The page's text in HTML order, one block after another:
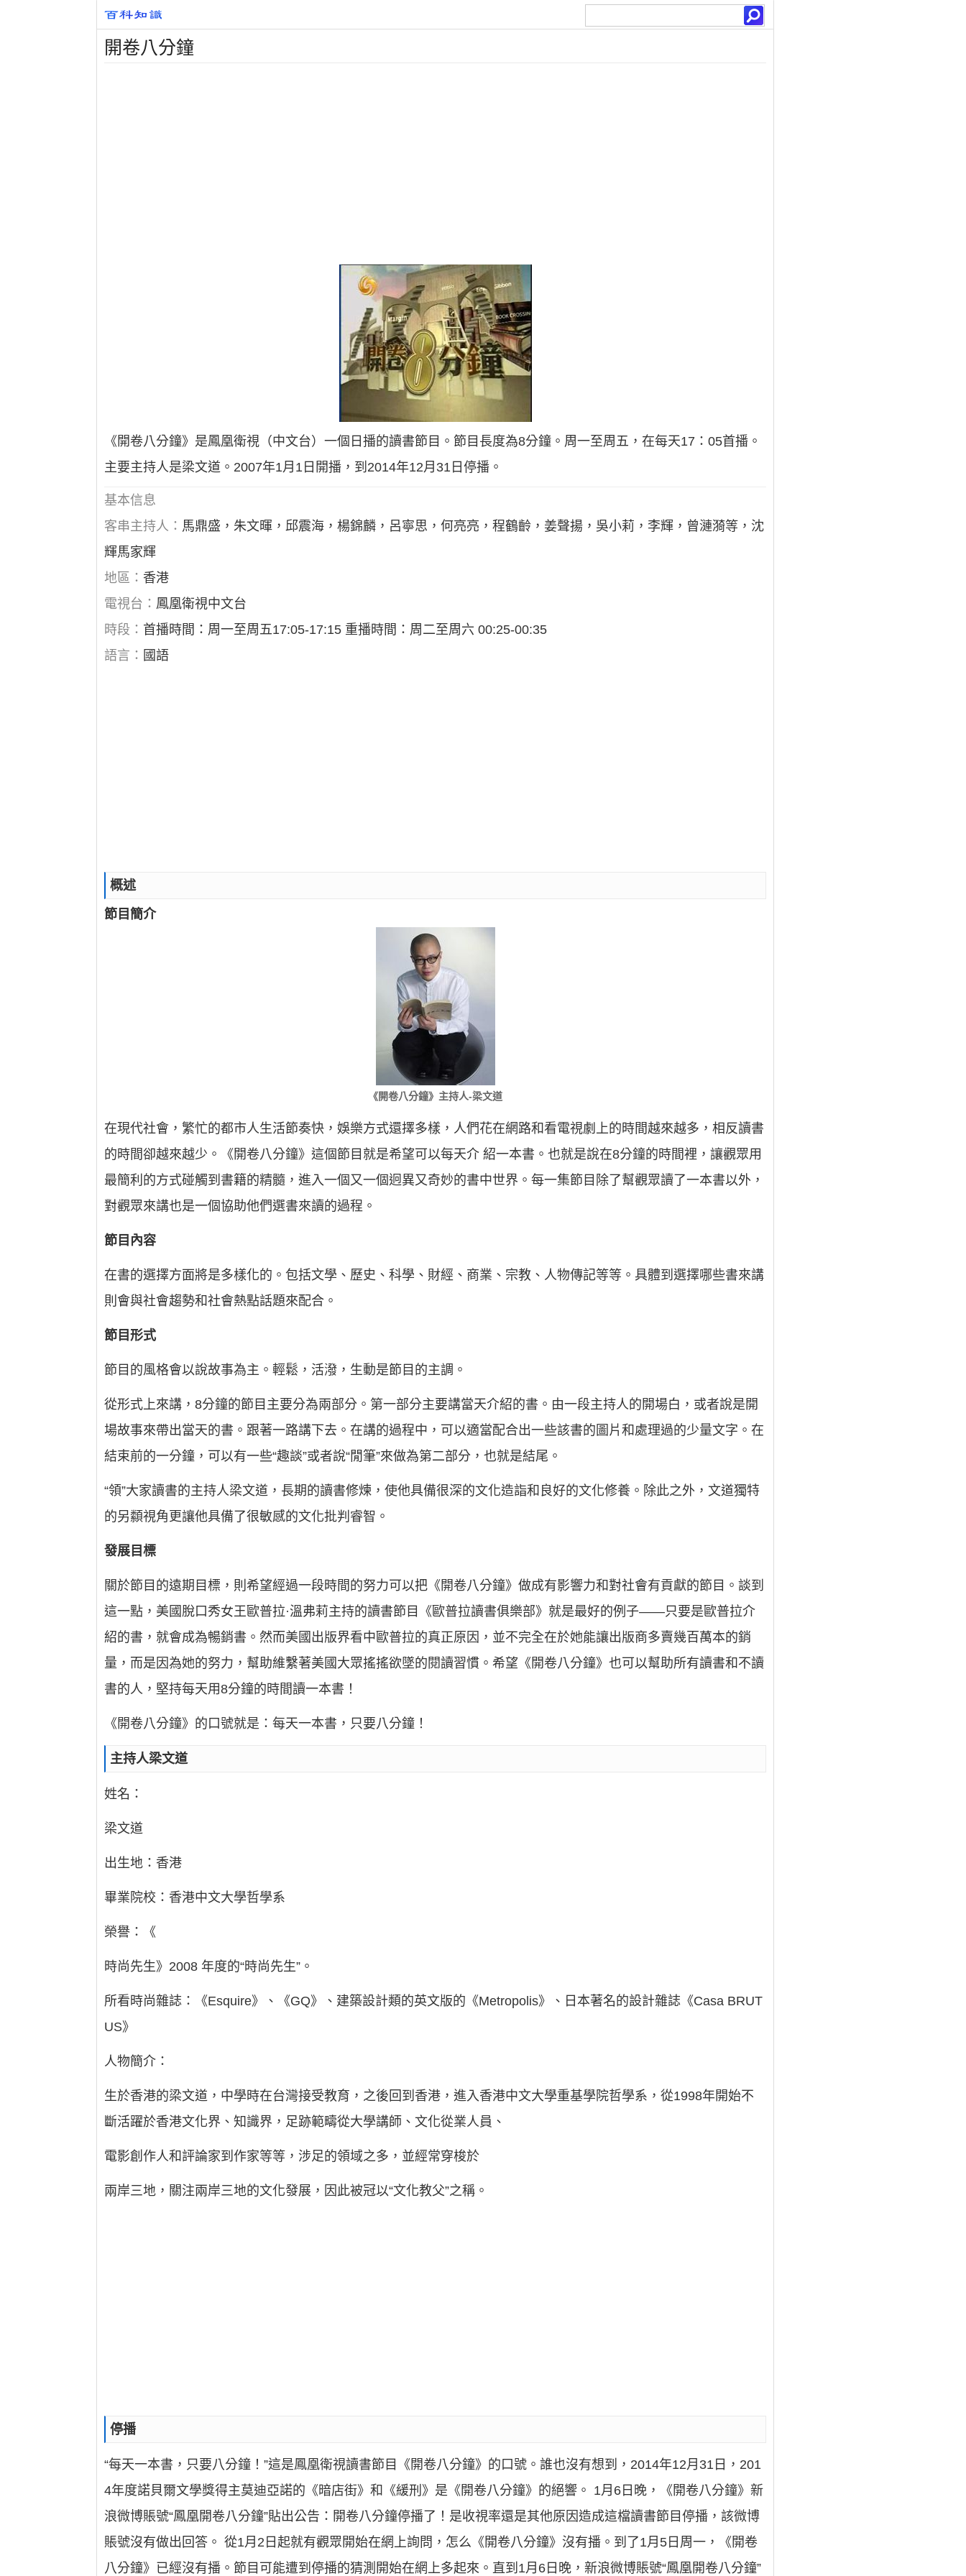
開卷八分鐘
《開卷八分鐘》是鳳凰衛視（中文台）一個日播的讀書節目。節目長度為8分鐘。周一至周五，在每天17：05首播。
主要主持人是梁文道。2007年1月1日開播，到2014年12月31日停播。
基本信息
客串主持人： 馬鼎盛，朱文暉，邱震海，楊錦麟，呂寧思，何亮亮，程鶴齡，姜聲揚，吳小莉，李輝，曾漣漪等，沈
輝馬家輝
地區： 香港
電視台： 鳳凰衛視中文台
時段： 首播時間：周一至周五17:05-17:15 重播時間：周二至周六 00:25-00:35
語言： 國語
概述
節目簡介
《開卷八分鐘》主持人-梁文道
在現代社會，繁忙的都市人生活節奏快，娛樂方式還擇多樣，人們花在網路和看電視劇上的時間越來越多，相反讀書
的時間卻越來越少。《開卷八分鐘》這個節目就是希望可以每天介 紹一本書。也就是說在8分鐘的時間裡，讓觀眾用
最簡利的方式碰觸到書籍的精髓，進入一個又一個迥異又奇妙的書中世界。每一集節目除了幫觀眾讀了一本書以外，
對觀眾來講也是一個協助他們選書來讀的過程。
節目內容
在書的選擇方面將是多樣化的。包括文學、歷史、科學、財經、商業、宗教、人物傳記等等。具體到選擇哪些書來講
則會與社會趨勢和社會熱點話題來配合。
節目形式
節目的風格會以說故事為主。輕鬆，活潑，生動是節目的主調。
從形式上來講，8分鐘的節目主要分為兩部分。第一部分主要講當天介紹的書。由一段主持人的開場白，或者說是開
場故事來帶出當天的書。跟著一路講下去。在講的過程中，可以適當配合出一些該書的圖片和處理過的少量文字。在
結束前的一分鐘，可以有一些“趣談”或者說“閒筆”來做為第二部分，也就是結尾。
“領”大家讀書的主持人梁文道，長期的讀書修煉，使他具備很深的文化造詣和良好的文化修養。除此之外，文道獨特
的另纇視角更讓他具備了很敏感的文化批判睿智。
發展目標
關於節目的遠期目標，則希望經過一段時間的努力可以把《開卷八分鐘》做成有影響力和對社會有貢獻的節目。談到
這一點，美國脫口秀女王歐普拉·溫弗莉主持的讀書節目《歐普拉讀書俱樂部》就是最好的例子——只要是歐普拉介
紹的書，就會成為暢銷書。然而美國出版界看中歐普拉的真正原因，並不完全在於她能讓出版商多賣幾百萬本的銷
量，而是因為她的努力，幫助維繫著美國大眾搖搖欲墜的閱讀習慣。希望《開卷八分鐘》也可以幫助所有讀書和不讀
書的人，堅持每天用8分鐘的時間讀一本書！
《開卷八分鐘》的口號就是：每天一本書，只要八分鐘！
主持人梁文道
姓名：
梁文道
出生地：香港
畢業院校：香港中文大學哲學系
榮譽：《
時尚先生》2008 年度的“時尚先生”。
所看時尚雜誌：《Esquire》、《GQ》、建築設計類的英文版的《Metropolis》、日本著名的設計雜誌《Casa BRUT
US》
人物簡介：
生於香港的梁文道，中學時在台灣接受教育，之後回到香港，進入香港中文大學重基學院哲學系，從1998年開始不
斷活躍於香港文化界、知識界，足跡範疇從大學講師、文化從業人員、
電影創作人和評論家到作家等等，涉足的領域之多，並經常穿梭於
兩岸三地，關注兩岸三地的文化發展，因此被冠以“文化教父”之稱。
停播
“每天一本書，只要八分鐘！”這是鳳凰衛視讀書節目《開卷八分鐘》的口號。誰也沒有想到，2014年12月31日，201
4年度諾貝爾文學獎得主莫迪亞諾的《暗店街》和《緩刑》是《開卷八分鐘》的絕響。 1月6日晚，《開卷八分鐘》新
浪微博賬號“鳳凰開卷八分鐘”貼出公告：開卷八分鐘停播了！是收視率還是其他原因造成這檔讀書節目停播，該微博
賬號沒有做出回答。 從1月2日起就有觀眾開始在網上詢問，怎么《開卷八分鐘》沒有播。到了1月5日周一，《開卷
八分鐘》已經沒有播。節目可能遭到停播的猜測開始在網上多起來。直到1月6日晚，新浪微博賬號“鳳凰開卷八分鐘”